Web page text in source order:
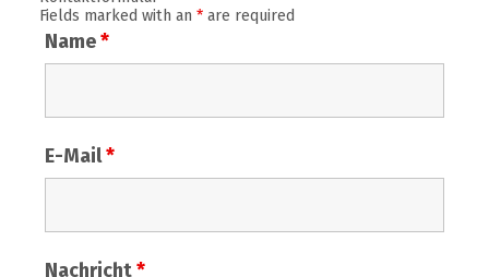
Fields marked with an *are required
Name*
E-Mail*
Nachricht*